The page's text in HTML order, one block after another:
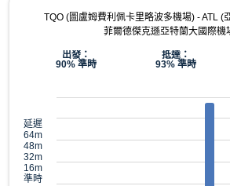
TQO (圖盧姆費利佩卡里略波多機場) - ATL (
菲爾德傑克遜亞特蘭大國際機
出發：
90% 準時
抵達：
93% 準時
延遲
64m
48m
32m
16m
準時